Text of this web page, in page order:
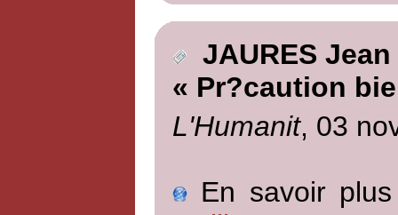
JAURES Jean
« Pr?caution
L'Humanit, 03
En savoir